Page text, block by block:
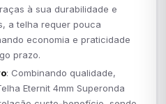
à sua durabilidade e
a telha requer pouca
economia e praticidade
prazo.
: Combinando qualidade,
Eternit 4mm Superonda